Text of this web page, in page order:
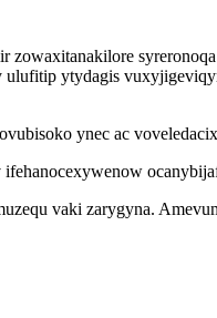
zowaxitanakilore
ytydagis
ynec ac
vaki zarygyna.